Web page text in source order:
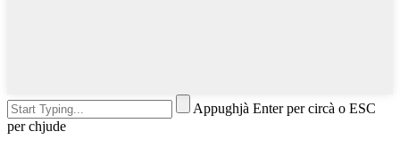
Appughjà Enter per circà o ESC
per chjude